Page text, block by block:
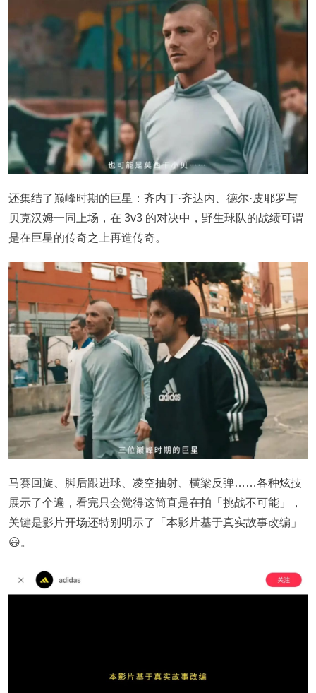
还集结了巅峰时期的巨星：齐内丁·齐达内、德尔·皮耶罗与
贝克汉姆一同上场，在 3v3 的对决中，野生球队的战绩可谓
是在巨星的传奇之上再造传奇。
马赛回旋、脚后跟进球、凌空抽射、横梁反弹……各种炫技
展示了个遍，看完只会觉得这简直是在拍「挑战不可能」，
关键是影片开场还特别明示了「本影片基于真实故事改编」
😃。